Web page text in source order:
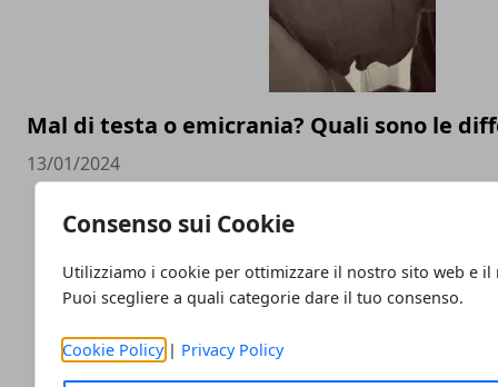
Consenso sui Cookie
Utilizziamo i cookie per ottimizzare il nostro sito web e il
Puoi scegliere a quali categorie dare il tuo consenso.
Cookie Policy| Privacy Policy
Mal di testa o emicrania? Quali sono le
13/01/2024